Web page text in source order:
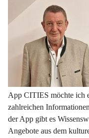
App CITIES möchte ich
zahlreichen
der App gibt es
Angebote aus dem